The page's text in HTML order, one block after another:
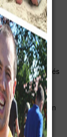
ben önálló
ügyvéd
akadt, akik
Nagyban
elfogadta és
lakóival
nyújtottak a
és halmozottan
élő